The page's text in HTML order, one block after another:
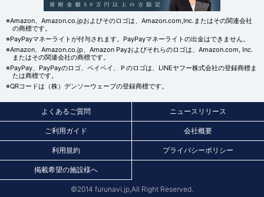
※Amazon、Amazon.co.jpおよびそのロゴは、Amazon.com,Inc.またはその関連会社
の商標です。
※PayPayマネーライトが付与されます。PayPayマネーライトの出金はできません。
※Amazon、Amazon.co.jp、Amazon Payおよびそれらのロゴは、Amazon.com, Inc.
またはその関連会社の商標です。
※PayPay、PayPayのロゴ、ペイペイ、Ｐのロゴは、LINEヤフー株式会社の登録商標ま
たは商標です。
※QRコードは（株）デンソーウェーブの登録商標です。
よくあるご質問 ニュースリリース
ご利用ガイド 会社概要
利用規約 プライバシーポリシー
掲載希望の施設様へ
©2014 furunavi.jp,All Right Reserved.